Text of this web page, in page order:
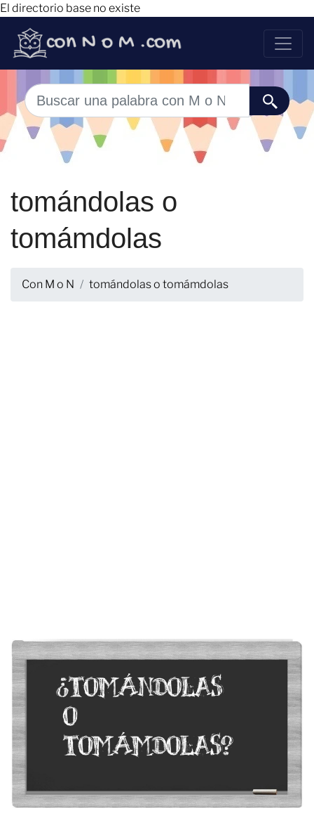
El directorio base no existe
tomándolas o
tomámdolas
Con M o N tomándolas o tomámdolas